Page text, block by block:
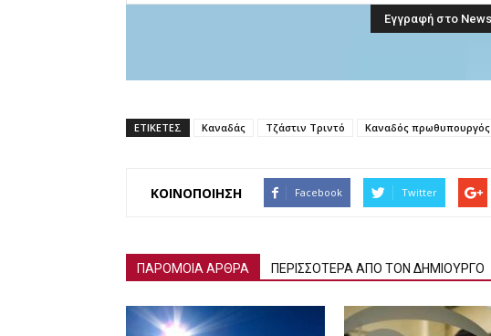
ΕΤΙΚΕΤΕΣ Καναδάς Τζάστιν Τριντό Καναδός πρωθυπουργός
ΚΟΙΝΟΠΟΙΗΣΗ Facebook Twitter
ΠΑΡΟΜΟΙΑ ΑΡΘΡΑ ΠΕΡΙΣΣΟΤΕΡΑ ΑΠΟ ΤΟΝ ΔΗΜΙΟΥΡΓΟ